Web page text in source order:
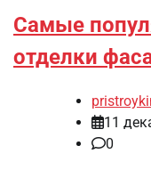
Самые
отделки
11
0